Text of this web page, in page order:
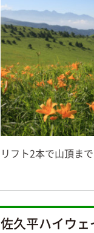
リフト2本で山頂ま
佐久平ハイウェ